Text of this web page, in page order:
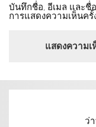
บันทึกชื่อ, อีเมล และชื่
การแสดงความเห็นครั้
ว่